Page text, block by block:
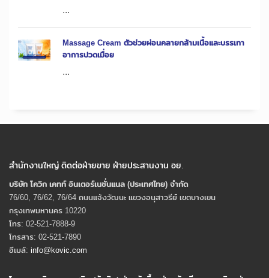
...
Massage Cream ตัวช่วยผ่อนคลายกล้ามเนื้อและบรรเทา
อาการปวดเมื่อย
...
สำนักงานใหญ่ ติดต่อฝ่ายขาย ฝ่ายประสานงาน อย.
บริษัท โควิก เคทท์ อินเตอร์เนชั่นแนล (ประเทศไทย) จํากัด
76/60, 76/62, 76/64 ถนนแจ้งวัฒนะ แขวงอนุสาวรีย์ เขตบางเขน
กรุงเทพมหานคร 10220
โทร: 02-521-7888-9
โทรสาร: 02-521-7890
อีเมล์: info@kovic.com